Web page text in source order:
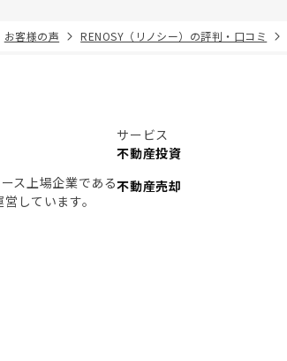
お客様の声 RENOSY（リノシー）の評判・口コミ
ス上場企業である
しています。
サービス
不動産投資
不動産売却